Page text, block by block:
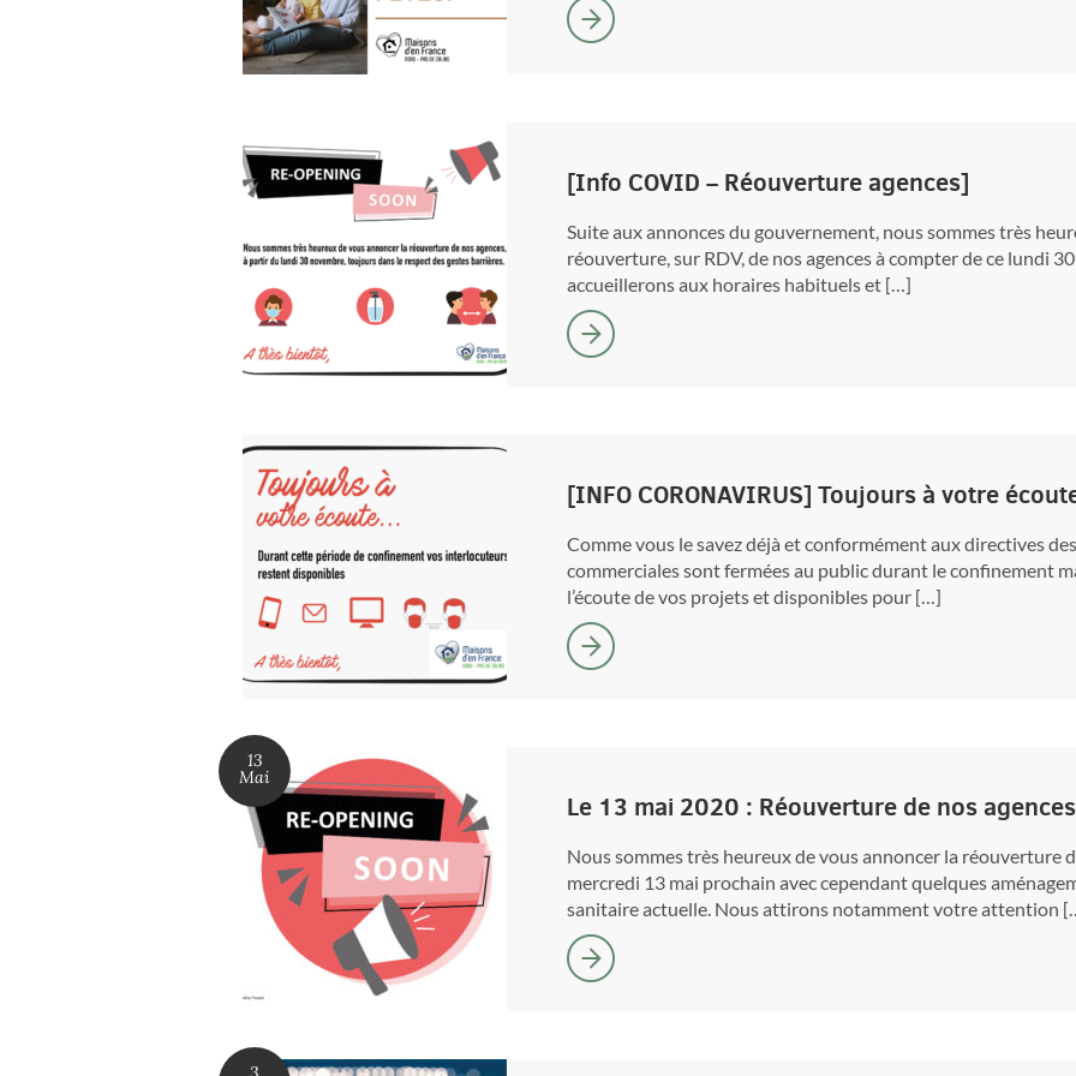
[Info COVID – Réouverture agences]
Suite aux annonces du gouvernement, nous sommes très
réouverture, sur RDV, de nos agences à compter de ce lundi
accueillerons aux horaires habituels et […]
[INFO CORONAVIRUS] Toujours à votre
Comme vous le savez déjà et conformément aux directives
commerciales sont fermées au public durant le confinement
l’écoute de vos projets et disponibles pour […]
13
Mai
Le 13 mai 2020 : Réouverture de nos agences
Nous sommes très heureux de vous annoncer la réouverture
mercredi 13 mai prochain avec cependant quelques
sanitaire actuelle. Nous attirons notamment votre attention